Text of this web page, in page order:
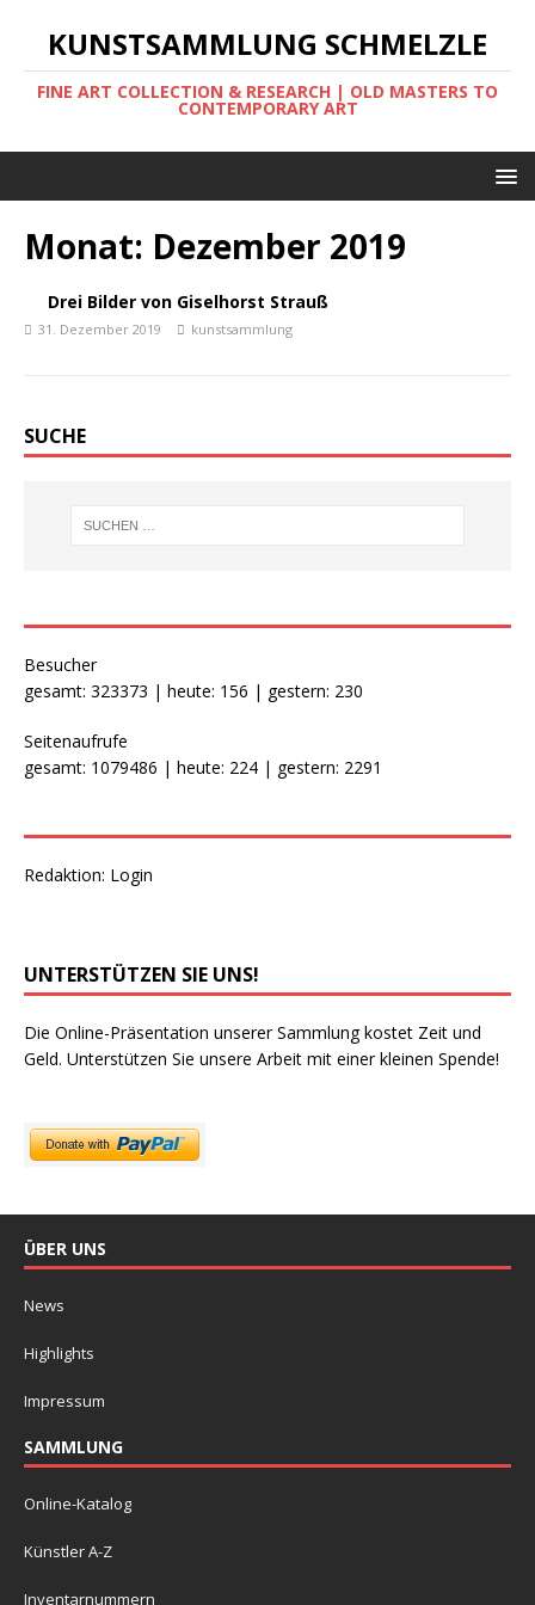
KUNSTSAMMLUNG SCHMELZLE
FINE ART COLLECTION & RESEARCH | OLD MASTERS TO
CONTEMPORARY ART
Monat: Dezember 2019
Drei Bilder von Giselhorst Strauß
31. Dezember 2019 kunstsammlung
SUCHE
Besucher
gesamt: 323373 | heute: 156 | gestern: 230
Seitenaufrufe
gesamt: 1079486 | heute: 224 | gestern: 2291
Redaktion: Login
UNTERSTÜTZEN SIE UNS!
Die Online-Präsentation unserer Sammlung kostet Zeit und
Geld. Unterstützen Sie unsere Arbeit mit einer kleinen Spende!
ÜBER UNS
News
Highlights
Impressum
SAMMLUNG
Online-Katalog
Künstler A-Z
Inventarnummern